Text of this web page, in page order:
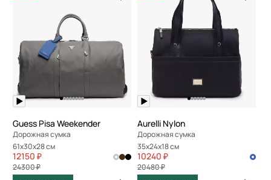
Guess Pisa Weekender
Дорожная сумка
61x30x28 см
12150 ₽
24300 ₽
Aurelli Nylon
Дорожная сумка
35x24x18 см
10240 ₽
20480 ₽